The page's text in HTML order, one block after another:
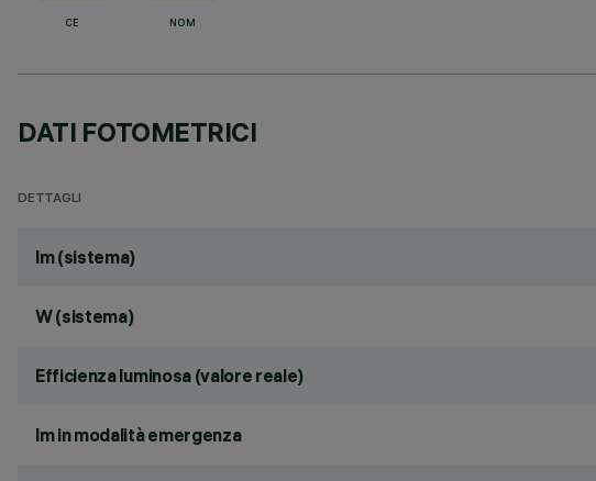
CE NOM
DATI FOTOMETRICI
DETTAGLI
lm (sistema)
W (sistema)
Efficienza luminosa (valore reale)
lm in modalità emergenza